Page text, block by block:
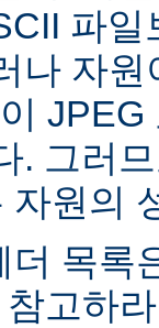
파
나 자
. 그러
자원의
더 목록
고하